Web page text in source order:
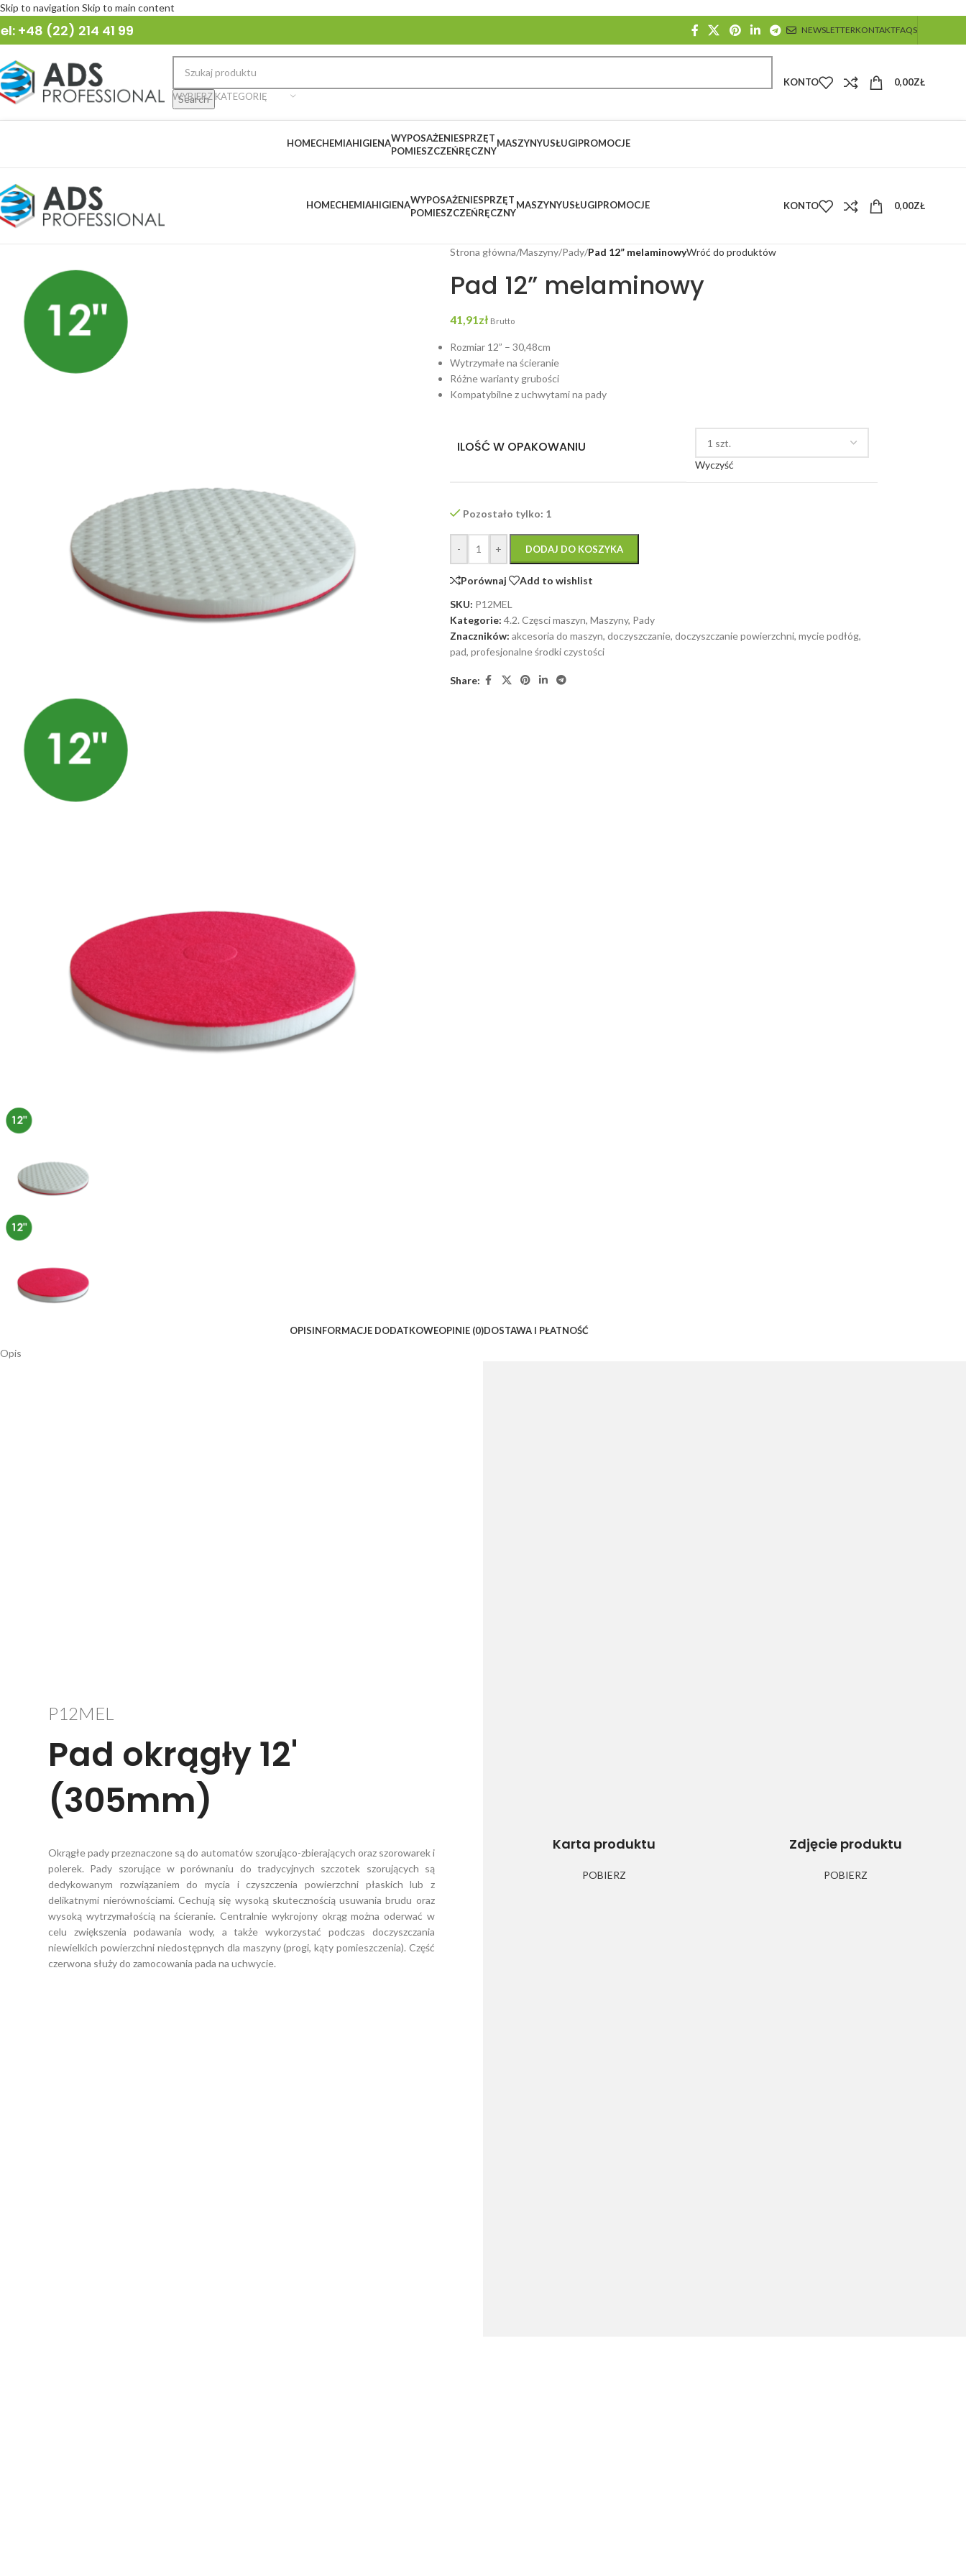
Skip to navigation Skip to main content
+48 (22) 214 41 99 NEWSLETTERKONTAKTFAQS
WYBIERZ KATEGORIĘ
Search
KONTO 0,00ZŁ
HOMECHEMIAHIGIENAWYPOSAŻENIE
POMIESZCZEŃ
SPRZĘT
RĘCZNY
MASZYNYUSŁUGIPROMOCJE
HOMECHEMIAHIGIENAWYPOSAŻENIE
POMIESZCZEŃ
SPRZĘT
RĘCZNY
MASZYNYUSŁUGIPROMOCJE KONTO 0,00ZŁ
Strona główna/Maszyny/Pady/Pad 12” melaminowyWróć do produktów
Pad 12” melaminowy
41,91zł Brutto
Rozmiar 12” – 30,48cm
Wytrzymałe na ścieranie
Różne warianty grubości
Kompatybilne z uchwytami na pady
ILOŚĆ W OPAKOWANIU
Wyczyść
Pozostało tylko: 1
- + DODAJ DO KOSZYKA
Porównaj
Add to wishlist
SKU: P12MEL
Kategorie: 4.2. Częsci maszyn, Maszyny, Pady
Znaczników: akcesoria do maszyn, doczyszczanie, doczyszczanie powierzchni, mycie podłóg,
pad, profesjonalne środki czystości
Share:
OPISINFORMACJE DODATKOWEOPINIE (0)DOSTAWA I PŁATNOŚĆ
Opis
P12MEL
Pad okrągły 12'
(305mm)
Okrągłe pady przeznaczone są do automatów szorująco-zbierających oraz szorowarek i
polerek. Pady szorujące w porównaniu do tradycyjnych szczotek szorujących są
dedykowanym rozwiązaniem do mycia i czyszczenia powierzchni płaskich lub z
delikatnymi nierównościami. Cechują się wysoką skutecznością usuwania brudu oraz
wysoką wytrzymałością na ścieranie. Centralnie wykrojony okrąg można oderwać w
celu zwiększenia podawania wody, a także wykorzystać podczas doczyszczania
niewielkich powierzchni niedostępnych dla maszyny (progi, kąty pomieszczenia). Część
czerwona służy do zamocowania pada na uchwycie.
Karta produktu
POBIERZ
Zdjęcie produktu
POBIERZ